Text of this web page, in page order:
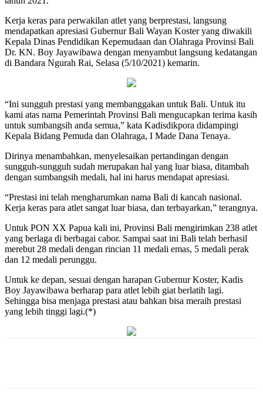
Kerja keras para perwakilan atlet yang berprestasi, langsung
mendapatkan apresiasi Gubernur Bali Wayan Koster yang diwakili
Kepala Dinas Pendidikan Kepemudaan dan Olahraga Provinsi Bali
Dr. KN. Boy Jayawibawa dengan menyambut langsung kedatangan
di Bandara Ngurah Rai, Selasa (5/10/2021) kemarin.
“Ini sungguh prestasi yang membanggakan untuk Bali. Untuk itu
kami atas nama Pemerintah Provinsi Bali mengucapkan terima kasih
untuk sumbangsih anda semua,” kata Kadisdikpora didampingi
Kepala Bidang Pemuda dan Olahraga, I Made Dana Tenaya.
Dirinya menambahkan, menyelesaikan pertandingan dengan
sungguh-sungguh sudah merupakan hal yang luar biasa, ditambah
dengan sumbangsih medali, hal ini harus mendapat apresiasi.
“Prestasi ini telah mengharumkan nama Bali di kancah nasional.
Kerja keras para atlet sangat luar biasa, dan terbayarkan,” terangnya.
Untuk PON XX Papua kali ini, Provinsi Bali mengirimkan 238 atlet
yang berlaga di berbagai cabor. Sampai saat ini Bali telah berhasil
merebut 28 medali dengan rincian 11 medali emas, 5 medali perak
dan 12 medali perunggu.
Untuk ke depan, sesuai dengan harapan Gubernur Koster, Kadis
Boy Jayawibawa berharap para atlet lebih giat berlatih lagi.
Sehingga bisa menjaga prestasi atau bahkan bisa meraih prestasi
yang lebih tinggi lagi.(*)